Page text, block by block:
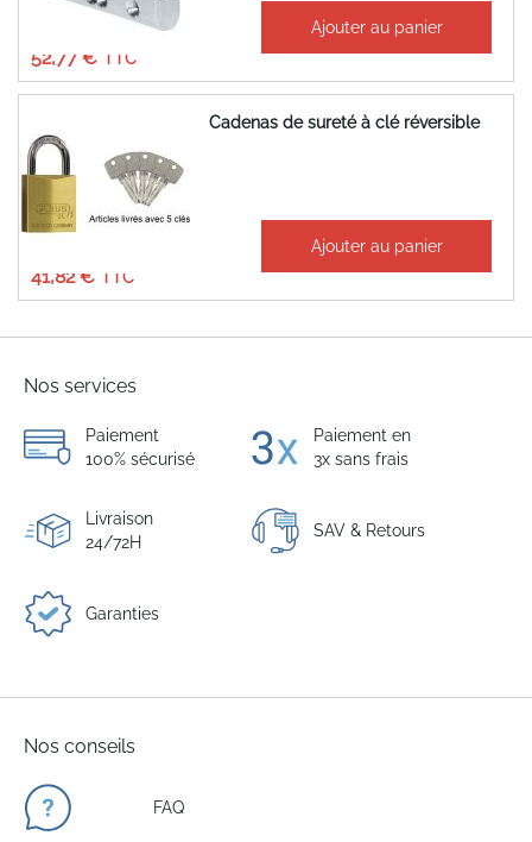
À partir de
52,77 €
Ajouter au panier
Cadenas de sureté à clé réversible
À partir de
41,82 €
Ajouter au panier
Nos services
Paiement
100% sécurisé
Paiement en
3x sans frais
Livraison
24/72H
SAV & Retours
Garanties
Nos conseils
FAQ